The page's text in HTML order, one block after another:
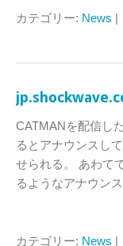
カテゴリー: News |
CATMANを配信し
るとアナウンスし
せられる。 あわて
るようなアナウン
カテゴリー: News |